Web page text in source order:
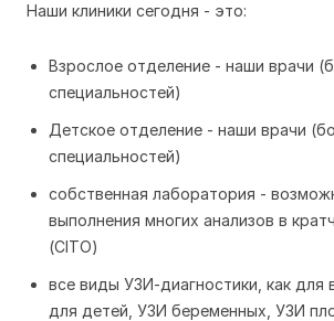
Наши клиники сегодня - это:
Взрослое отделение - наши врачи
специальностей)
Детское отделение - наши врачи
специальностей)
собственная лаборатория -
выполнения многих анализов в
(CITO)
все виды УЗИ-диагностики, как для
для детей, УЗИ беременных, УЗИ